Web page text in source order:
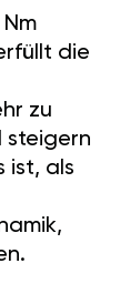
die
zu
steigern
ist, als